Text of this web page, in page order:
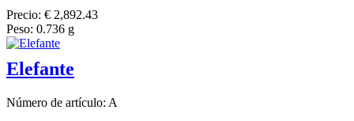
Precio: € 2,892.43
Peso: 0.736 g
Elefante
Número de artículo: A